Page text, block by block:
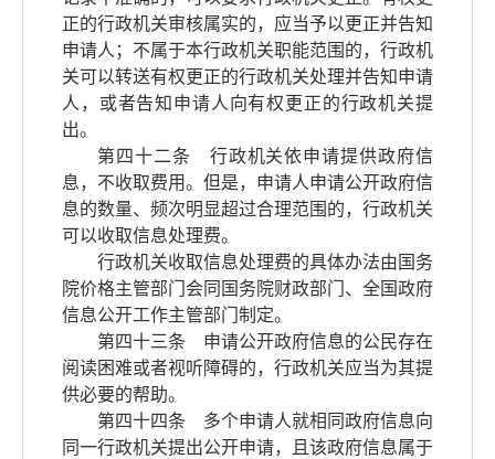
正的行政机关审核属实的，应当予以更正并告知
申请人；不属于本行政机关职能范围的，行政机
关可以转送有权更正的行政机关处理并告知申请
人，或者告知申请人向有权更正的行政机关提
出。
第四十二条 行政机关依申请提供政府信
息，不收取费用。但是，申请人申请公开政府信
息的数量、频次明显超过合理范围的，行政机关
可以收取信息处理费。
行政机关收取信息处理费的具体办法由国务
院价格主管部门会同国务院财政部门、全国政府
信息公开工作主管部门制定。
第四十三条 申请公开政府信息的公民存在
阅读困难或者视听障碍的，行政机关应当为其提
供必要的帮助。
第四十四条 多个申请人就相同政府信息向
同一行政机关提出公开申请，且该政府信息属于